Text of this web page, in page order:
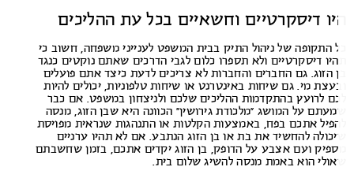
דיסקרטיים וחשאיים בכל עת ההליכים
התקופה של ניהול התיק בבית המשפט לענייני משפחה, חשוב כי
דיסקרטיים ולא תספרו כלום לגבי הדרכים שאתם נוקטים כנגד
הזוג. גם החברים והחברות לא צריכים לדעת כיצד אתם פועלים
מי. גם שיחות באינטרנט או שיחות טלפוניות, יכולים להיות
לרועץ בהתקדמות ההליכים שלכם ולניצחון במשפט. אם כבר
על המושג “מלכודת גירושין” הכוונה היא שבן הזוג, מנסה
אתכם בפח, באמצעות הקלטות או התנהגות שנראית מפויסת
להחשיד את בת או בן הזוג הנתבע. אם לא תהיו ערניים
ועם אצבע על הדופק, בן הזוג יקדים אתכם, בזמן שחשבתם
הוא באמת מנסה להשיג שלום בית.